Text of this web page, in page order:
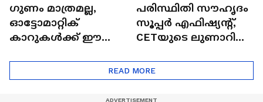
ഗുണം മാത്രമല്ല,
ഓട്ടോമാറ്റിക്
കാറുകൾക്ക് ഈ
പരിസ്ഥിതി സൗഹൃദം
സൂപ്പർ എഫിഷ്യന്റ്,
CETയുടെ ലുണാറിസ്
Eco Marathon 2025
READ MORE